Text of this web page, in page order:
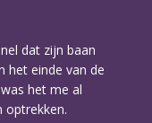
dat zijn baan
het einde van de
het me al
optrekken.